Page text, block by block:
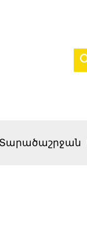
Տարածաշրջան